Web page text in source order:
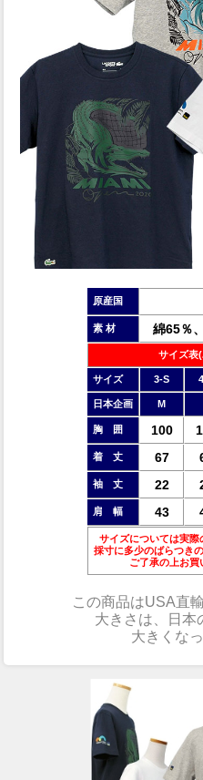
原産国
素 材 綿65％
サイズ表
サイズ 3-S
日本企画 M
胸 囲 100
着 丈 67
袖 丈 22
肩 幅 43
サイズについては実際
採寸に多少のばらつき
ご了承の上お買
この商品はUSA直
大きさは、日本
大きく な